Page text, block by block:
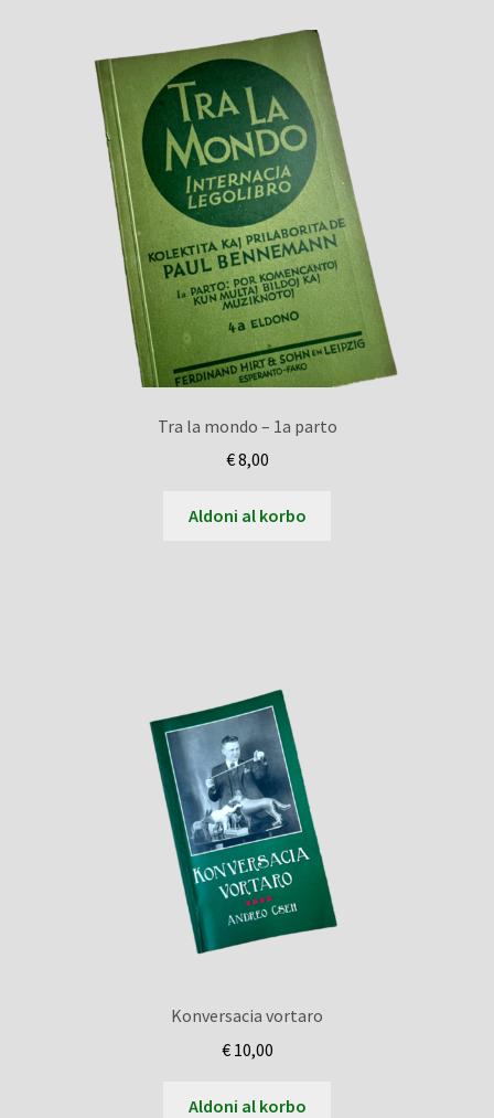
Tra la mondo – 1a parto
€8,00
Aldoni al korbo
Konversacia vortaro
€10,00
Aldoni al korbo